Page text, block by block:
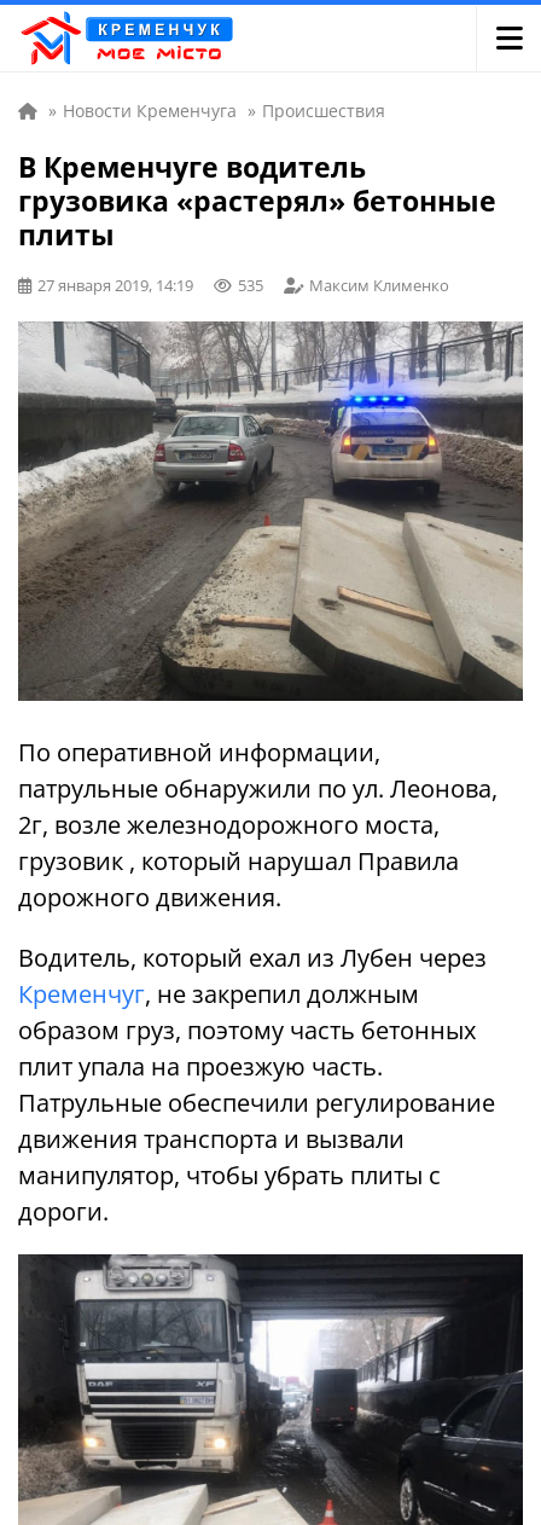
» Новости Кременчуга » Происшествия
В Кременчуге водитель
грузовика «растерял» бетонные
плиты
27 января 2019, 14:19 535 Максим Клименко
По оперативной информации,
патрульные обнаружили по ул. Леонова,
2г, возле железнодорожного моста,
грузовик , который нарушал Правила
дорожного движения.
Водитель, который ехал из Лубен через
Кременчуг, не закрепил должным
образом груз, поэтому часть бетонных
плит упала на проезжую часть.
Патрульные обеспечили регулирование
движения транспорта и вызвали
манипулятор, чтобы убрать плиты с
дороги.